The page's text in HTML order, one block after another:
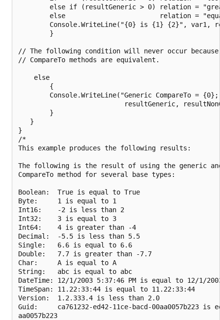
else if (resultGeneric > 0) relation =
else                        relation =
Console.WriteLine("{0} is {1} {2}", var1,
        }
// The following condition will never occur because
// CompareTo methods are equivalent.
    else
        {
Console.WriteLine("Generic CompareTo =
resultGeneric,
        }
   }
}
/*
This example produces the following results:
The following is the result of using the generic
CompareTo method for several base types:
Boolean:  True is equal to True
Byte:     1 is equal to 1
Int16:    -2 is less than 2
Int32:    3 is equal to 3
Int64:    4 is greater than -4
Decimal:  -5.5 is less than 5.5
Single:   6.6 is equal to 6.6
Double:   7.7 is greater than -7.7
Char:     A is equal to A
String:   abc is equal to abc
DateTime: 12/1/2003 5:37:46 PM is equal to 12/1/
TimeSpan: 11.22:33:44 is equal to 11.22:33:44
Version:  1.2.333.4 is less than 2.0
Guid:     ca761232-ed42-11ce-bacd-00aa0057b223 is
aa0057b223